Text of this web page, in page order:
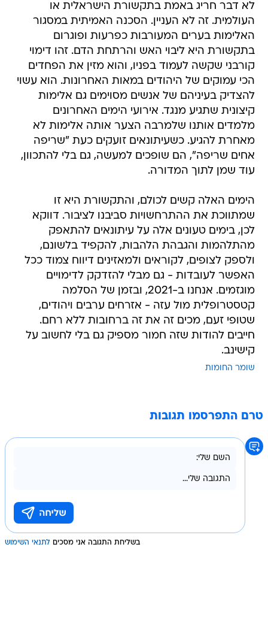
לא דבר חריג באמת בתקשורת הישראלית או
העולמית. זה לא העניין. הסכנה האמיתית במסגור
האלימות בערים המעורבות כפרעות ופוגרום
בתקשורת היא ליבוי האש והרתחת הדם. זהו דימוי
קורבני שקשה לעמוד בפניו, והוא מזין את הפחדים
הכי עמוקים של היהודים במאות האחרונות. הוא עשוי
להצדיק בעיניהם של אנשים מסוימים גם אלימות
קיצונית שתגיע מנגד. אירועי הימים האחרונים
מלמדים אותנו שלמרבה הצער אותה אלימות לא
מאחרת להגיע. כשעיתונאים זועקים כעת "שריפה
אחים שריפה", הם שופכים למעשה, גם בלי להתכוון,
עוד שמן לתוך המדורה.
הימים האלה קשים לכולם, והתקשורת היא זו
שמתווכת את ההתרחשויות סביבנו לציבור. דווקא
לכן, בימים טעונים אלה על עיתונאים להתאפק
מהתלהמות והגבהת הלהבות, להקפיד בלשונם,
ולספק לצופים, לקוראים ולמאזינים דיווח צמוד ככל
האפשר לעובדות - גם מבלי להזדקק לדימויים
מוגזמים. אנחנו ב-2021, ובזמן של הסלמה
קטסטרופלית מול עזה - אזרחים ערבים ויהודים,
שטופי זעם, מכים זה את זה ברחובות ללא רחם.
חייבים להודות שזה חמור מספיק גם בלי לחשוב על
קישינב.
שומר החומות
טרם התפרסמו תגובות
בשליחת התגובה אני מסכים לתנאי השימוש